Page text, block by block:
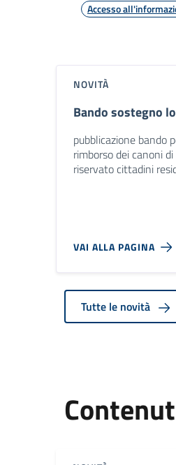
Accesso
NOVITÀ
Bando sostegno
pubblicazione bando
rimborso dei canoni
riservato cittadini
VAI ALLA PAGINA
Tutte le novità